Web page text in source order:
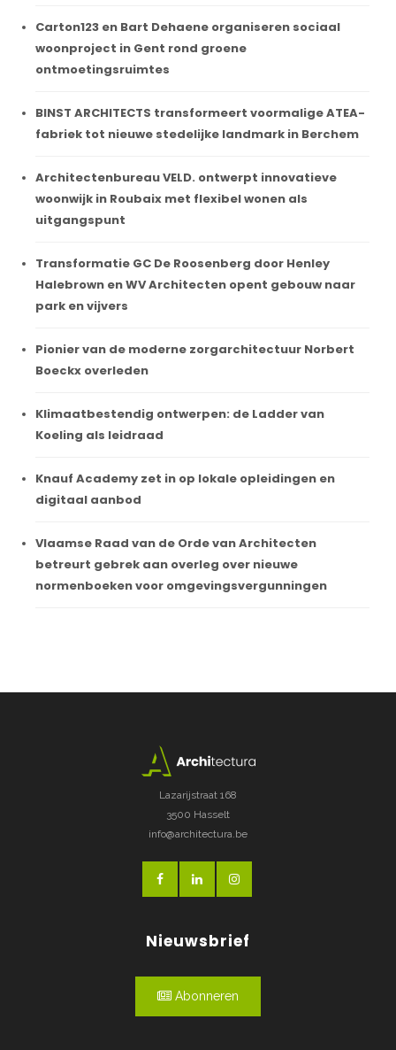
Carton123 en Bart Dehaene organiseren sociaal
woonproject in Gent rond groene
ontmoetingsruimtes
BINST ARCHITECTS transformeert voormalige ATEA-
fabriek tot nieuwe stedelijke landmark in Berchem
Architectenbureau VELD. ontwerpt innovatieve
woonwijk in Roubaix met flexibel wonen als
uitgangspunt
Transformatie GC De Roosenberg door Henley
Halebrown en WV Architecten opent gebouw naar
park en vijvers
Pionier van de moderne zorgarchitectuur Norbert
Boeckx overleden
Klimaatbestendig ontwerpen: de Ladder van
Koeling als leidraad
Knauf Academy zet in op lokale opleidingen en
digitaal aanbod
Vlaamse Raad van de Orde van Architecten
betreurt gebrek aan overleg over nieuwe
normenboeken voor omgevingsvergunningen
Lazarijstraat 168
3500 Hasselt
info@architectura.be
Nieuwsbrief
Abonneren